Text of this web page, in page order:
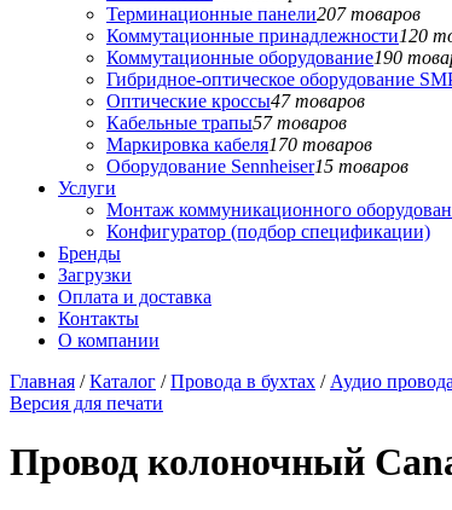
Терминационные панели207 товаров
Коммутационные принадлежности120
Коммутационные оборудование190
Гибридное-оптическое оборудование
Оптические кроссы47 товаров
Кабельные трапы57 товаров
Маркировка кабеля170 товаров
Оборудование Sennheiser15 товаров
Услуги
Монтаж коммуникационного
Конфигуратор (подбор спецификации)
Бренды
Загрузки
Оплата и доставка
Контакты
О компании
Главная /Каталог /Провода в бухтах / Аудио провода
Версия для печати
Провод колоночный